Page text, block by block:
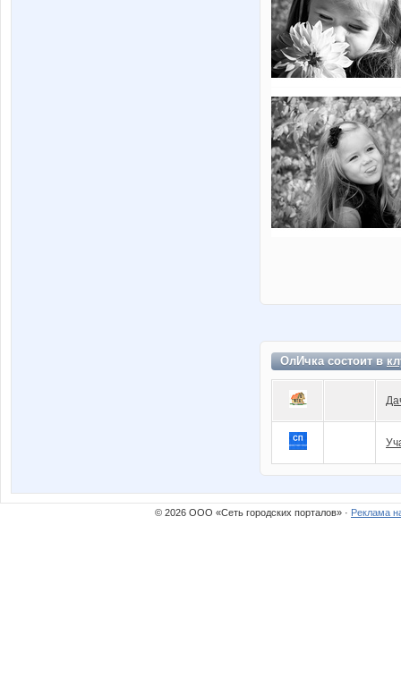
ОлИчка состоит в
© 2026 ООО «Сеть городских порталов» · Реклама